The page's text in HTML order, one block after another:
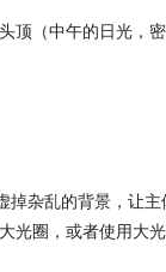
顶（中午的日光，
掉杂乱的背景，让
光圈，或者使用大